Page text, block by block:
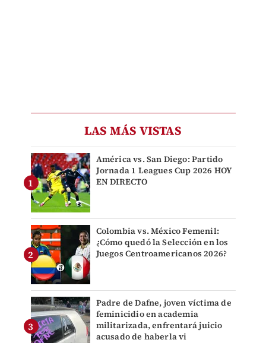
LAS MÁS VISTAS
América vs. San Diego: Partido
Jornada 1 Leagues Cup 2026 HOY
EN DIRECTO
Colombia vs. México Femenil:
¿Cómo quedó la Selección en los
Juegos Centroamericanos 2026?
Padre de Dafne, joven víctima de
feminicidio en academia
militarizada, enfrentará juicio
acusado de haberla vi